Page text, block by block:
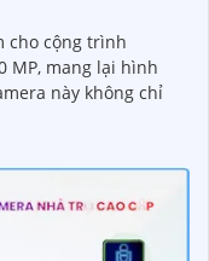
cho cộng trình
MP, mang lại hình